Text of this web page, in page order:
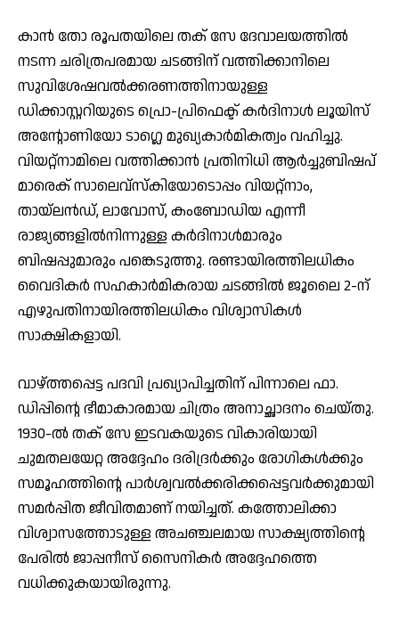
കാന്‍ തോ രൂപതയിലെ തക് സേ ദേവാലയത്തില്‍
നടന്ന ചരിത്രപരമായ ചടങ്ങിന് വത്തിക്കാനിലെ
സുവിശേഷവല്‍ക്കരണത്തിനായുള്ള
ഡിക്കാസ്റ്ററിയുടെ പ്രൊ-പ്രിഫെക്ട് കര്‍ദിനാള്‍ ലൂയിസ്
അന്റോണിയോ ടാഗ്ലെ മുഖ്യകാര്‍മികത്വം വഹിച്ചു.
വിയറ്റ്‌നാമിലെ വത്തിക്കാന്‍ പ്രതിനിധി ആര്‍ച്ചുബിഷപ്
മാരെക് സാലെവ്‌സ്‌കിയോടൊപ്പം വിയറ്റ്‌നാം,
തായ്ലന്‍ഡ്, ലാവോസ്, കംബോഡിയ എന്നീ
രാജ്യങ്ങളില്‍നിന്നുള്ള കര്‍ദിനാള്‍മാരും
ബിഷപ്പുമാരും പങ്കെടുത്തു. രണ്ടായിരത്തിലധികം
വൈദികര്‍ സഹകാര്‍മികരായ ചടങ്ങില്‍ ജൂലൈ 2-ന്
എഴുപതിനായിരത്തിലധികം വിശ്വാസികള്‍
സാക്ഷികളായി.
വാഴ്ത്തപ്പെട്ട പദവി പ്രഖ്യാപിച്ചതിന് പിന്നാലെ ഫാ.
ഡിപ്പിന്റെ ഭീമാകാരമായ ചിത്രം അനാച്ഛാദനം ചെയ്തു.
1930-ല്‍ തക് സേ ഇടവകയുടെ വികാരിയായി
ചുമതലയേറ്റ അദ്ദേഹം ദരിദ്രര്‍ക്കും രോഗികള്‍ക്കും
സമൂഹത്തിന്റെ പാര്‍ശ്വവല്‍ക്കരിക്കപ്പെട്ടവര്‍ക്കുമായി
സമര്‍പ്പിത ജീവിതമാണ് നയിച്ചത്. കത്തോലിക്കാ
വിശ്വാസത്തോടുള്ള അചഞ്ചലമായ സാക്ഷ്യത്തിന്റെ
പേരില്‍ ജാപ്പനീസ് സൈനികര്‍ അദ്ദേഹത്തെ
വധിക്കുകയായിരുന്നു.